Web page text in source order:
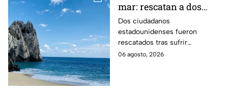
mar: rescatan a dos
turistas tras sufrir
problemas de salud en
aguas de Los Cabos
Dos ciudadanos
estadounidenses fueron
rescatados tras sufrir
emergencias médicas a bordo
06 agosto, 2026